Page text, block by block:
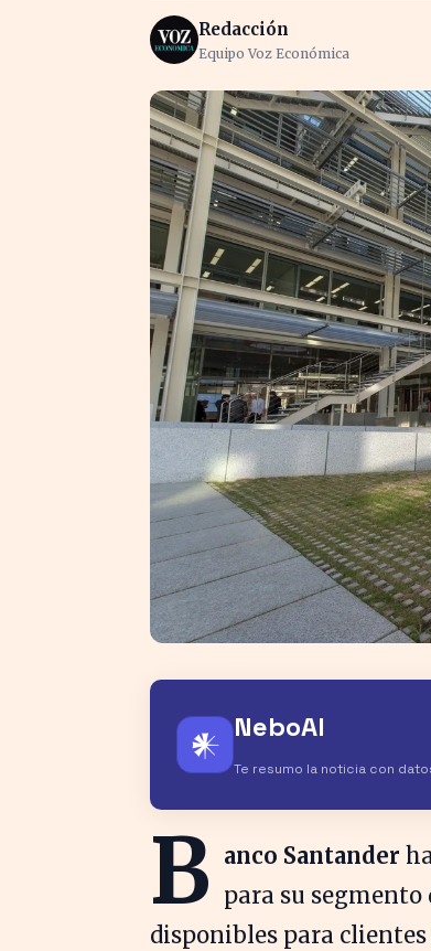
Redacción
Equipo Voz Económica
𒀭 NeboAI
Te resumo la noticia con
B anco Santander
para su segmento
disponibles para